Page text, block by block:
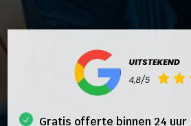
Gratis offerte binnen 24 uur